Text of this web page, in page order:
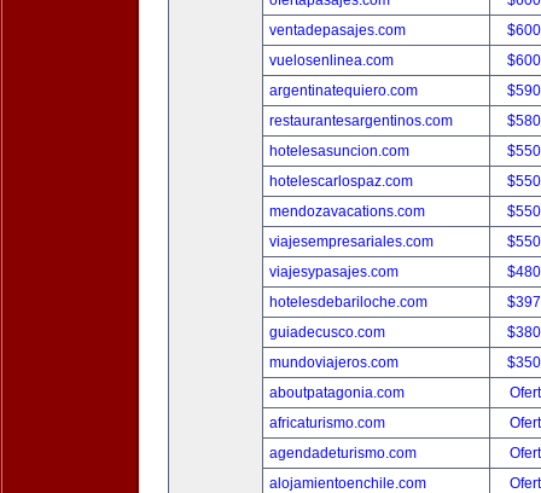
ventadepasajes.com
vuelosenlinea.com
argentinatequiero.com
restaurantesargentinos.com
hotelesasuncion.com
hotelescarlospaz.com
mendozavacations.com
viajesempresariales.com
viajesypasajes.com
hotelesdebariloche.com
guiadecusco.com
mundoviajeros.com
aboutpatagonia.com
africaturismo.com
agendadeturismo.com
alojamientoenchile.com